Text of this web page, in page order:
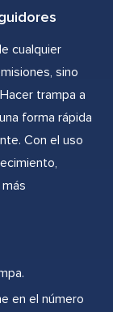
cualquier
sino
trampa a
forma rápida
Con el uso
en el número